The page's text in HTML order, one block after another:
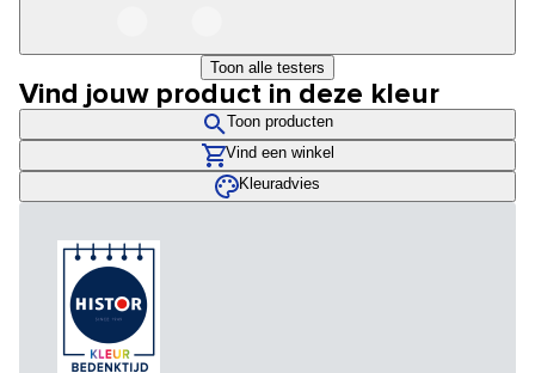
Toon alle testers
Vind jouw product in deze kleur
Toon producten
Vind een winkel
Kleuradvies